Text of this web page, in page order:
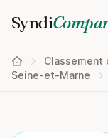
Syndi
Classement
Seine-et-Marne